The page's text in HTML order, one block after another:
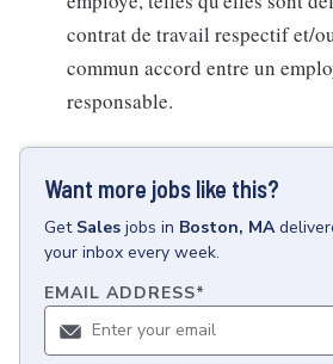
contrat de travail respectif et/
commun accord entre un
responsable.
Want more jobs like this?
Get Sales jobs in Boston, MA
your inbox every week.
EMAIL ADDRESS*